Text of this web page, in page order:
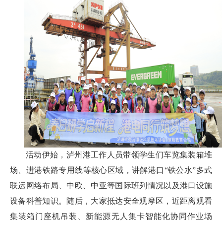
活动伊始，泸州港工作人员带领学生们车览集装箱堆
场、进港铁路专用线等核心区域，讲解港口“铁公水”多式
联运网络布局、中欧、中亚等国际班列情况以及港口设施
设备科普知识。随后，大家抵达安全观摩区，近距离观看
集装箱门座机吊装、新能源无人集卡智能化协同作业场